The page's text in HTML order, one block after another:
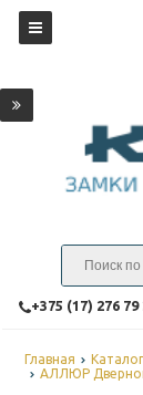
‎+375 (17) 276 79
Главная Каталог
АЛЛЮР